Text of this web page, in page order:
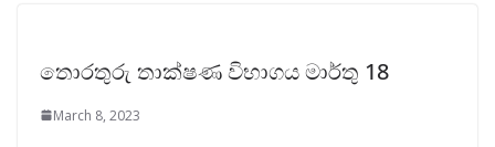
තොරතුරු තාක්ෂණ විභාගය මාර්තු 18
March 8, 2023